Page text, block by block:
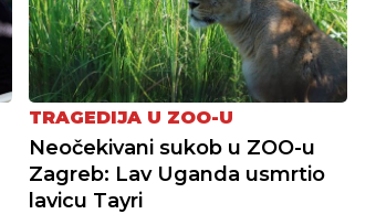
TRAGEDIJA U ZOO-U
Neočekivani sukob u ZOO-u
Zagreb: Lav Uganda usmrtio
lavicu Tayri